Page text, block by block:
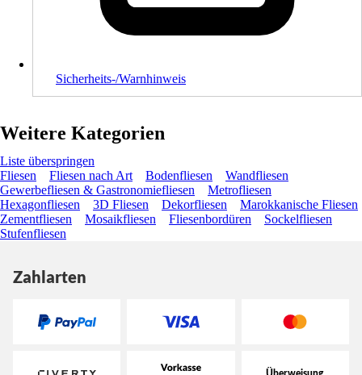
Sicherheits-/Warnhinweis
Weitere Kategorien
Liste überspringen
Fliesen
Fliesen nach Art Bodenfliesen
Wandfliesen
Gewerbefliesen & Gastronomiefliesen
Metrofliesen
Hexagonfliesen
3D Fliesen Dekorfliesen
Marokkanische Fliesen
Zementfliesen
Mosaikfliesen Fliesenbordüren
Sockelfliesen
Stufenfliesen
Zahlarten